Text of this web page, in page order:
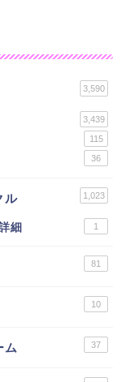
3,590
3,439
115
36
ル 1,023
細 1
81
10
ム 37